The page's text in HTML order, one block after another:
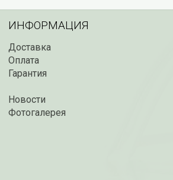
ИНФОРМАЦИЯ
Доставка
Оплата
Гарантия
Новости
Фотогалерея